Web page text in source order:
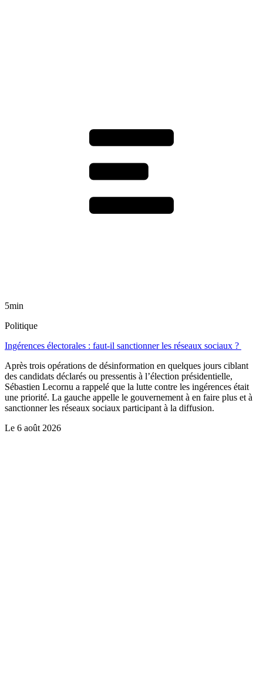
5min
Politique
Ingérences électorales : faut-il sanctionner les réseaux sociaux ?
Après trois opérations de désinformation en quelques jours ciblant
des candidats déclarés ou pressentis à l’élection présidentielle,
Sébastien Lecornu a rappelé que la lutte contre les ingérences était
une priorité. La gauche appelle le gouvernement à en faire plus et à
sanctionner les réseaux sociaux participant à la diffusion.
Le 6 août 2026